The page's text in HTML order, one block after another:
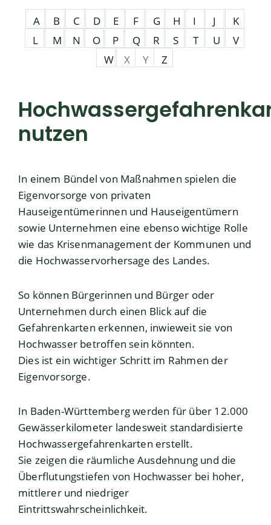
A B C D E F G H I J
K
L
M N O P Q R S T U
V
W
X Y Z
nutzen
In einem Bündel von Maßnahmen spielen die
Eigenvorsorge von privaten
Hauseigentümerinnen und Hauseigentümern
sowie Unternehmen eine ebenso wichtige Rolle
wie das Krisenmanagement der Kommunen und
die Hochwasservorhersage des Landes.
So können Bürgerinnen und Bürger oder
Unternehmen durch einen Blick auf die
Gefahrenkarten erkennen, inwieweit sie von
Hochwasser betroffen sein könnten.
Dies ist ein wichtiger Schritt im Rahmen der
Eigenvorsorge.
In Baden-Württemberg werden für über 12.000
Gewässerkilometer landesweit standardisierte
Hochwassergefahrenkarten erstellt.
Sie zeigen die räumliche Ausdehnung und die
Überflutungstiefen von Hochwasser bei hoher,
mittlerer und niedriger
Eintrittswahrscheinlichkeit.